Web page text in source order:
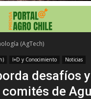
(AgTech)
I+D y Conocimiento Noticias
desafíos y
de